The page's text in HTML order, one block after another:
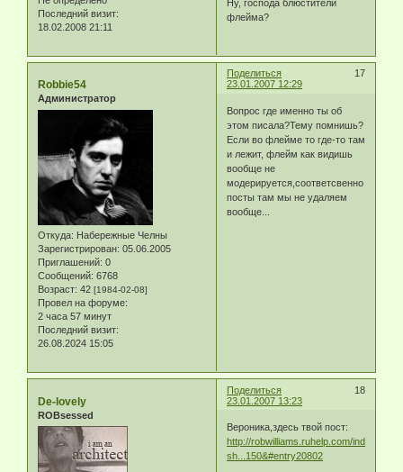
Последний визит:
18.02.2008 21:11
Ну, господа блюстители
флейма?
Поделиться
17
23.01.2007 12:29
Robbie54
Администратор
Откуда: Набережные Челны
Зарегистрирован: 05.06.2005
Приглашений: 0
Сообщений: 6768
Возраст: 42 [1984-02-08]
Провел на форуме:
2 часа 57 минут
Последний визит:
26.08.2024 15:05
Вопрос где именно ты об
этом писала?Тему помнишь?
Если во флейме то где-то там
и лежит, флейм как видишь
вообще не
модерируется,соответсвенно
посты там мы не удаляем
вообще...
Поделиться
18
23.01.2007 13:23
De-lovely
ROBsessed
Вероника,здесь твой пост:
http://robwilliams.ruhelp.com/index.php?
sh...150&#entry20802